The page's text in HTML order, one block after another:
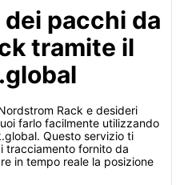
pacchi da
tramite il
Rack e desideri
farlo facilmente utilizzando
Questo servizio ti
tracciamento fornito da
in tempo reale la posizione